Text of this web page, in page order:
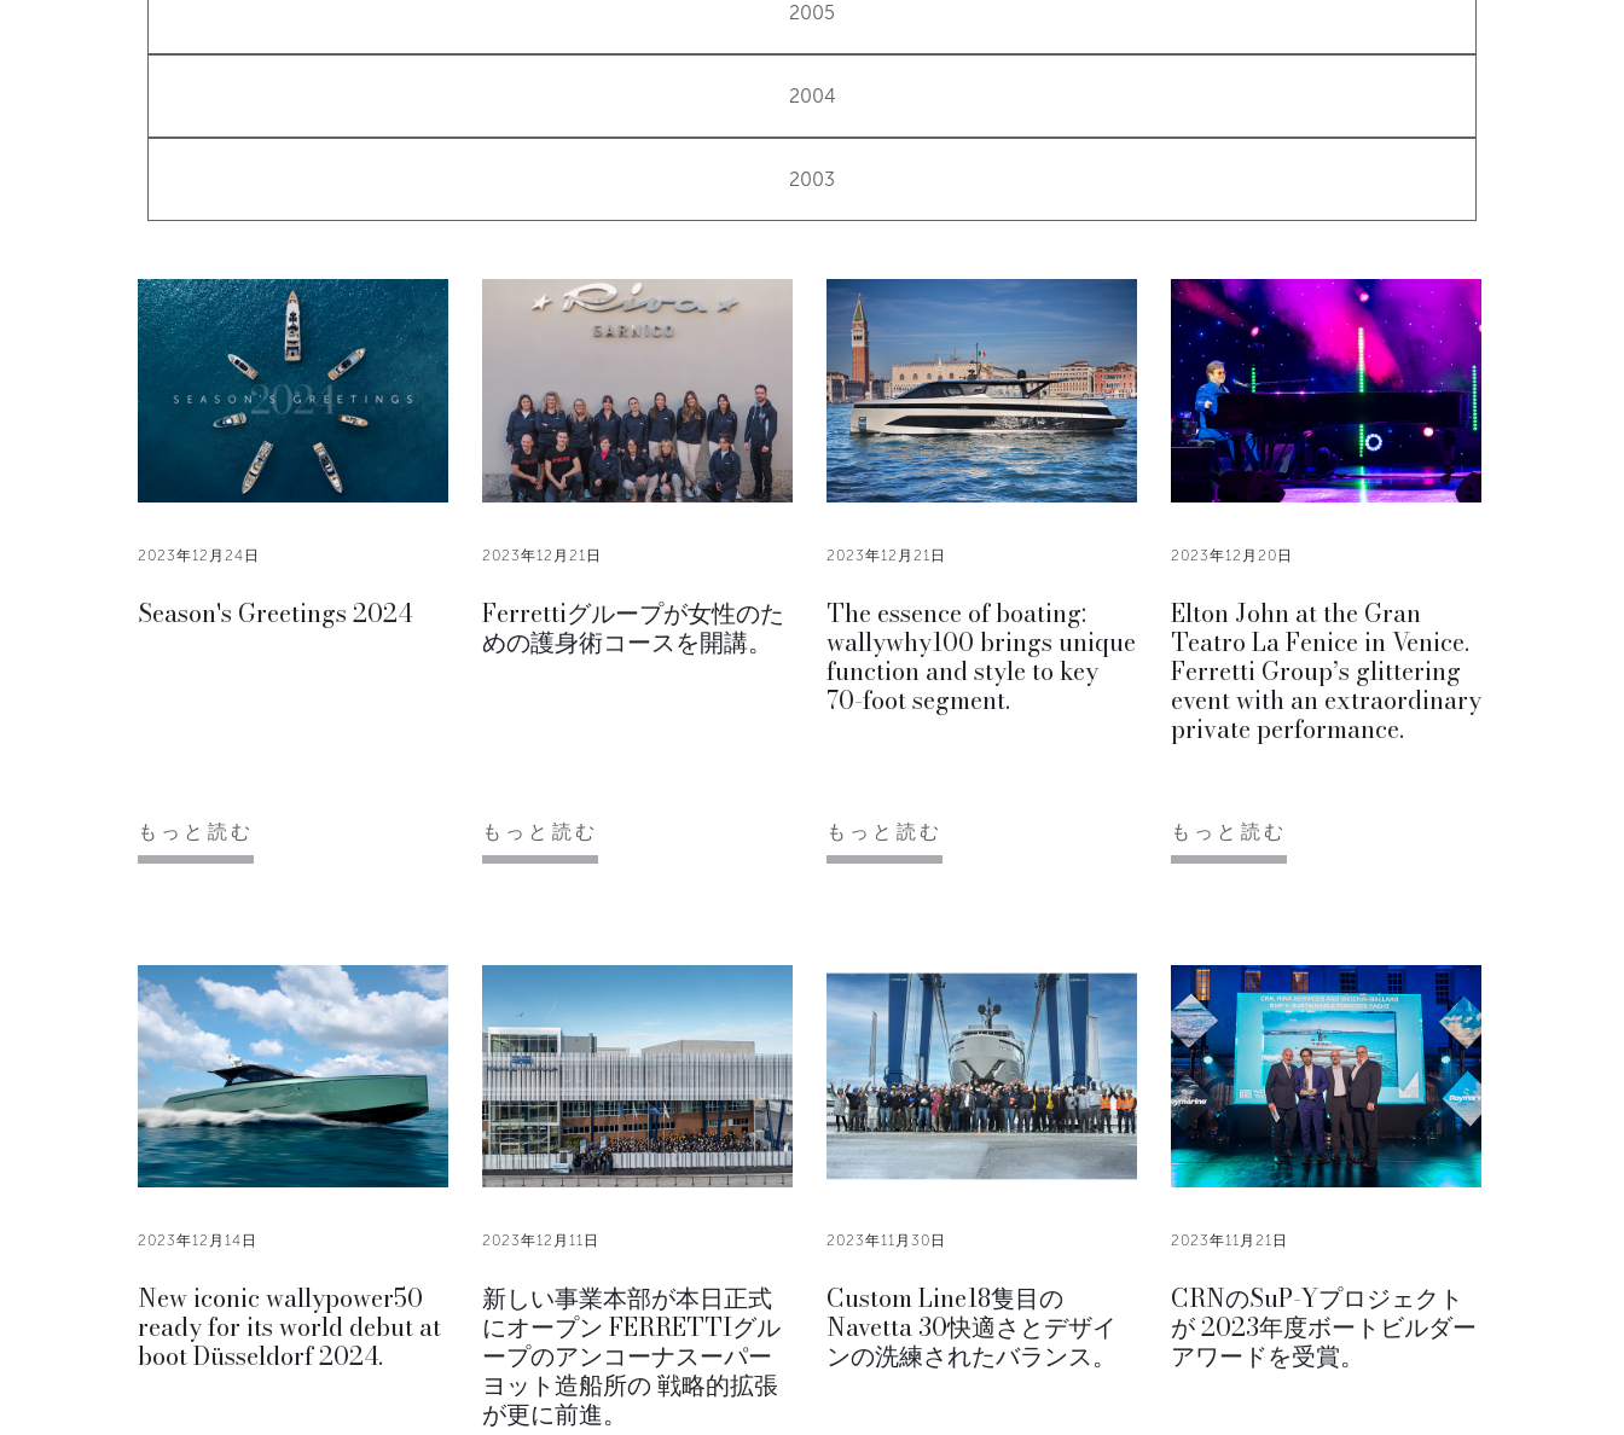
2005
2004
2003
2023年12月24日
Season's Greetings 2024
もっと読む
2023年12月21日
Ferrettiグループが女性のた
めの護身術コースを開講。
もっと読む
2023年12月21日
The essence of boating:
wallywhy100 brings unique
function and style to key
70-foot segment.
もっと読む
2023年12月20日
Elton John at the Gran
Teatro La Fenice in Venice.
Ferretti Group’s glittering
event with an extraordinary
private performance.
もっと読む
2023年12月14日
New iconic wallypower50
ready for its world debut at
boot Düsseldorf 2024.
2023年12月11日
新しい事業本部が本日正式
にオープン FERRETTIグル
ープのアンコーナスーパー
ヨット造船所の 戦略的拡張
が更に前進。
2023年11月30日
Custom Line18隻目の
Navetta 30快適さとデザイ
ンの洗練されたバランス。
2023年11月21日
CRNのSuP-Yプロジェクト
が 2023年度ボートビルダー
アワードを受賞。